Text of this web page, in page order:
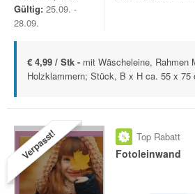
Gültig: 25.09. -
28.09.
€ 4,99 / Stk - mit Wäscheleine, Rahmen
Holzklammern; Stück, B x H ca. 55 x
Verpasst! Top Rabatt
Fotoleinwand